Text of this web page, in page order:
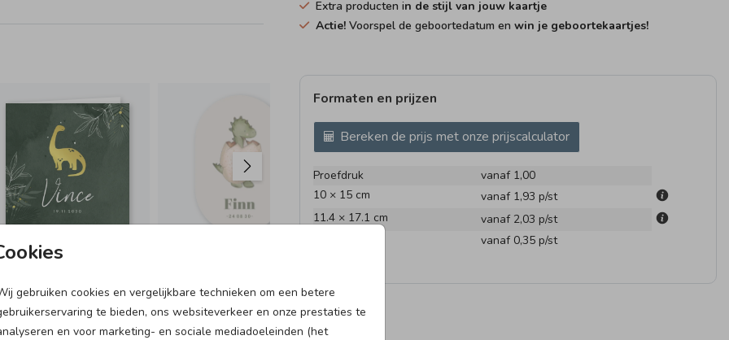
gebruiken cookies en vergelijkbare technieken om een betere
te bieden, ons websiteverkeer en onze prestaties te
en voor marketing- en sociale mediadoeleinden (het
25 X 25 CM I MET
INVULPAGINA'S
Extra producten in de stijl van jouw kaartje
Actie!Voorspel de geboortedatum en win je geboortekaartjes!
Formaten en prijzen
Bereken de prijs met onze prijscalculator
Proefdruk
vanaf 1,00
10 × 15 cm
vanaf 1,93 p/st
11.4 × 17.1 cm
vanaf 2,03 p/st
vanaf 0,35 p/st